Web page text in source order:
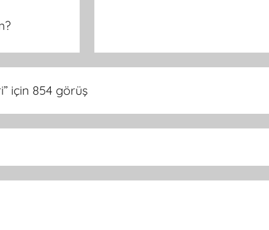
” için 854 görüş